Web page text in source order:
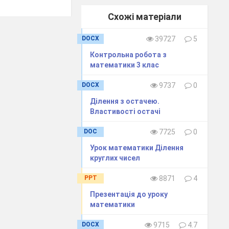
Схожі матеріали
DOCX 39727
5
Контрольна робота з
математики 3 клас
DOCX 9737
0
Ділення з остачею.
Властивості остачі
DOC 7725
0
Урок математики Ділення
круглих чисел
PPT 8871
4
Презентація до уроку
математики
DOCX 9715
4.7